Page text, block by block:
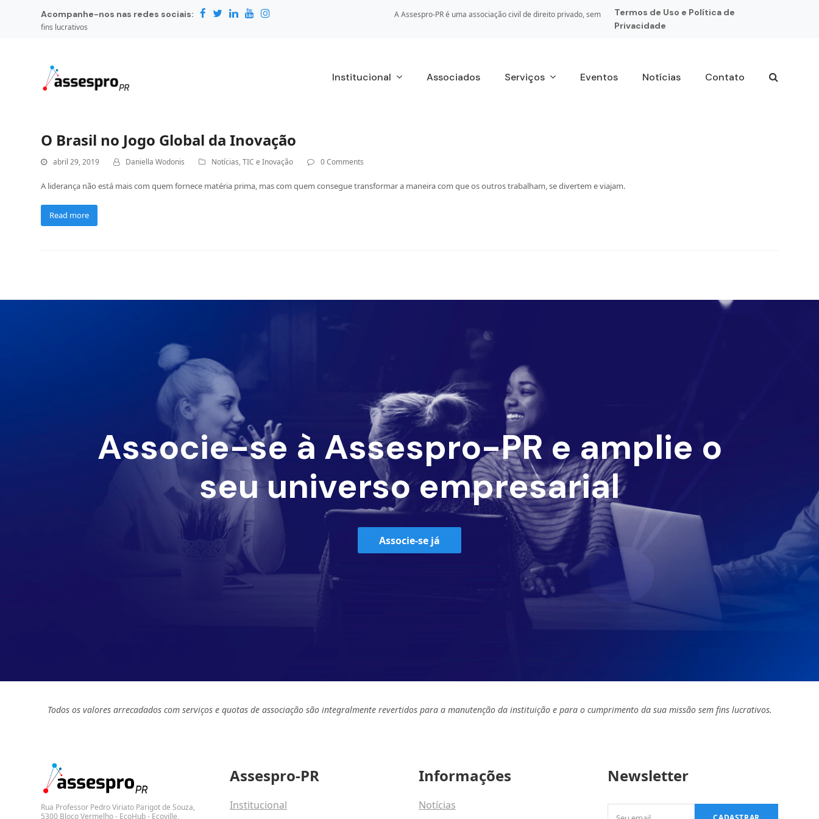
Acompanhe-nos nas redes sociais:
A Assespro-PR é uma associação civil de direito privado, sem
fins lucrativos
Termos de Uso e Política de
Privacidade
Institucional Associados Serviços Eventos Notícias Contato
O Brasil no Jogo Global da Inovação
abril 29, 2019 Daniella Wodonis Notícias,TIC e Inovação 0 Comments
A liderança não está mais com quem fornece matéria prima, mas com quem consegue transformar a maneira com que os outros trabalham, se divertem e viajam.
Read more
Associe-se à Assespro-PR e amplie o
seu universo empresarial
Associe-se já
Todos os valores arrecadados com serviços e quotas de associação são integralmente revertidos para a manutenção da instituição e para o cumprimento da sua missão sem fins lucrativos.
Rua Professor Pedro Viriato Parigot de Souza,
5300 Bloco Vermelho - EcoHub - Ecoville,
Assespro-PR
Institucional
Informações
Notícias
Newsletter